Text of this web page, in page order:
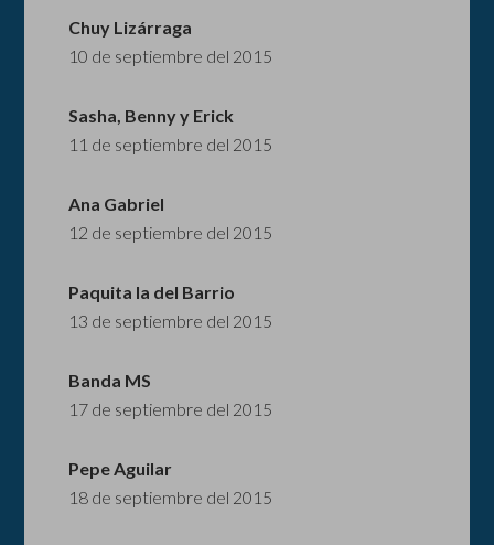
Chuy Lizárraga
10 de septiembre del 2015
Sasha, Benny y Erick
11 de septiembre del 2015
Ana Gabriel
12 de septiembre del 2015
Paquita la del Barrio
13 de septiembre del 2015
Banda MS
17 de septiembre del 2015
Pepe Aguilar
18 de septiembre del 2015